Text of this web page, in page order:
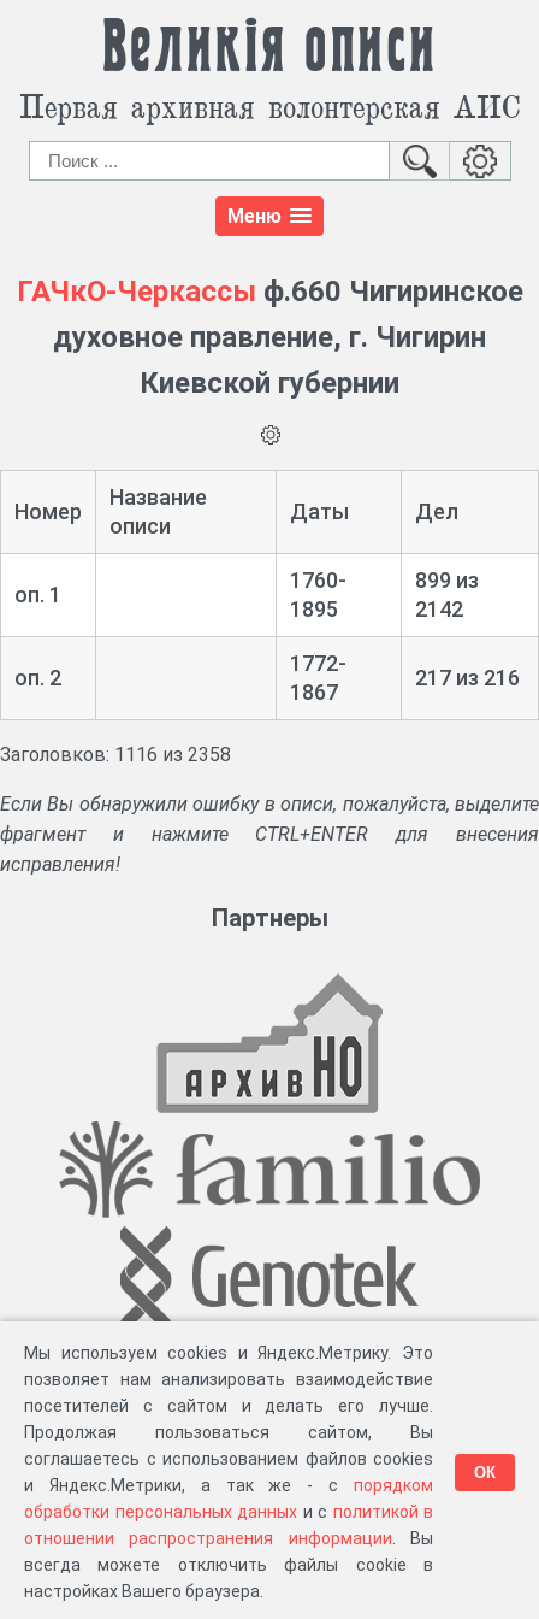
Великія описи
Первая архивная волонтерская АИС
Меню
ГАЧкО-Черкассы ф.660 Чигиринское
духовное правление, г. Чигирин
Киевской губернии
Номер
Название
описи
Даты Дел
оп. 1
1760-
1895
899 из
2142
оп. 2
1772-
1867
217 из 216
Заголовков: 1116 из 2358
Если Вы обнаружили ошибку в описи, пожалуйста, выделите
фрагмент и нажмите CTRL+ENTER для внесения
исправления!
Партнеры
Разработка компании «Великіе предки», 2023-2026 гг. Блог.Суть проекта
Персональные данные.Распространение информации . ЧаВО. Сборка 111.39
Мы используем cookies и Яндекс.Метрику. Это
позволяет нам анализировать взаимодействие
посетителей с сайтом и делать его лучше.
Продолжая пользоваться сайтом, Вы
соглашаетесь с использованием файлов cookies
и Яндекс.Метрики, а так же - с порядком
обработки персональных данных и с политикой в
отношении распространения информации . Вы
всегда можете отключить файлы cookie в
настройках Вашего браузера.
ОК
в «Мои документы»
…или в один из ваших проектов: